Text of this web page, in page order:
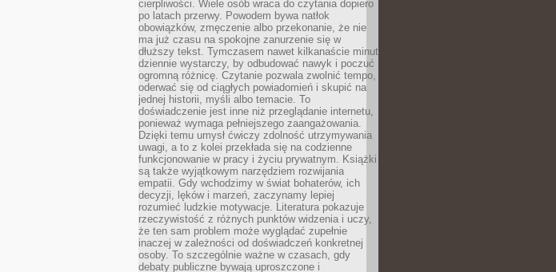
cierpliwości. Wiele osób wraca do czytania dopiero
po latach przerwy. Powodem bywa natłok
obowiązków, zmęczenie albo przekonanie, że nie
ma już czasu na spokojne zanurzenie się w
dłuższy tekst. Tymczasem nawet kilkanaście minut
dziennie wystarczy, by odbudować nawyk i poczuć
ogromną różnicę. Czytanie pozwala zwolnić tempo,
oderwać się od ciągłych powiadomień i skupić na
jednej historii, myśli albo temacie. To
doświadczenie jest inne niż przeglądanie internetu,
ponieważ wymaga pełniejszego zaangażowania.
Dzięki temu umysł ćwiczy zdolność utrzymywania
uwagi, a to z kolei przekłada się na codzienne
funkcjonowanie w pracy i życiu prywatnym. Książki
są także wyjątkowym narzędziem rozwijania
empatii. Gdy wchodzimy w świat bohaterów, ich
decyzji, lęków i marzeń, zaczynamy lepiej
rozumieć ludzkie motywacje. Literatura pokazuje
rzeczywistość z różnych punktów widzenia i uczy,
że ten sam problem może wyglądać zupełnie
inaczej w zależności od doświadczeń konkretnej
osoby. To szczególnie ważne w czasach, gdy
debaty publiczne bywają uproszczone i